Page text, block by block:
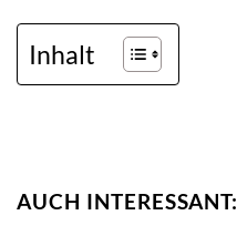
Inhalt
AUCH INTERESSANT: